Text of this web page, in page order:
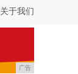
关于我们
广告